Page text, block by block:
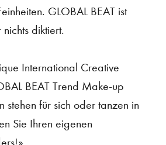
GLOBAL BEAT ist
diktiert.
International Creative
BEAT Trend Make-up
stehen für sich oder tanzen in
Sie Ihren eigenen